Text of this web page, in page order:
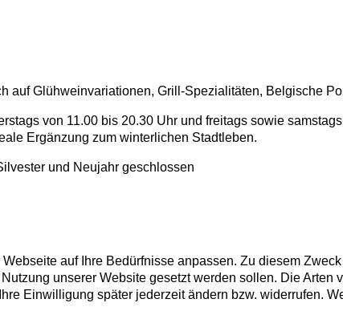
auf Glühweinvariationen, Grill-Spezialitäten, Belgische
von 11.00 bis 20.30 Uhr und freitags sowie
Ergänzung zum winterlichen Stadtleben.
und Neujahr geschlossen
auf Ihre Bedürfnisse anpassen. Zu diesem
unserer Website gesetzt werden sollen. Die Arten
Einwilligung später jederzeit ändern bzw. widerrufen.